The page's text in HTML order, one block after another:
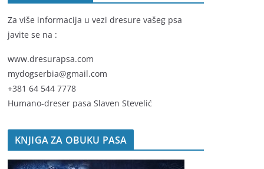
A
Za više informacija u vezi dresure vašeg psa
javite se na :
www.dresurapsa.com
mydogserbia@gmail.com
+381 64 544 7778
Humano-dreser pasa Slaven Stevelić
KNJIGA ZA OBUKU PASA